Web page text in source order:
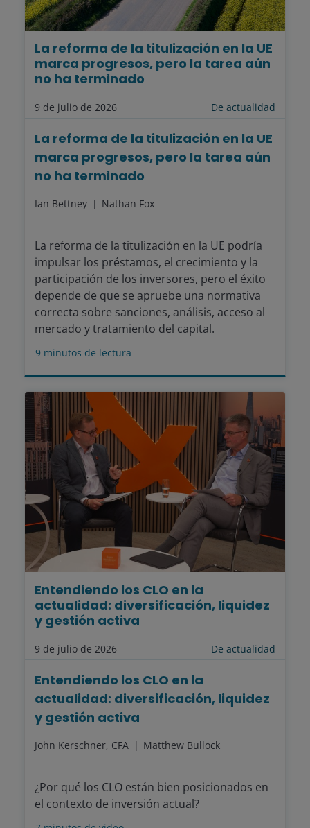
9 de julio de 2026 De actualidad
La reforma de la titulización en la UE
marca progresos, pero la tarea aún
no ha terminado
La reforma de la titulización en la UE
marca progresos, pero la tarea aún
no ha terminado
Ian Bettney Nathan Fox
La reforma de la titulización en la UE podría
impulsar los préstamos, el crecimiento y la
participación de los inversores, pero el éxito
depende de que se apruebe una normativa
correcta sobre sanciones, análisis, acceso al
mercado y tratamiento del capital.
9 minutos de lectura
9 de julio de 2026 De actualidad
Entendiendo los CLO en la
actualidad: diversificación, liquidez
y gestión activa
Entendiendo los CLO en la
actualidad: diversificación, liquidez
y gestión activa
John Kerschner, CFA Matthew Bullock
¿Por qué los CLO están bien posicionados en
el contexto de inversión actual?